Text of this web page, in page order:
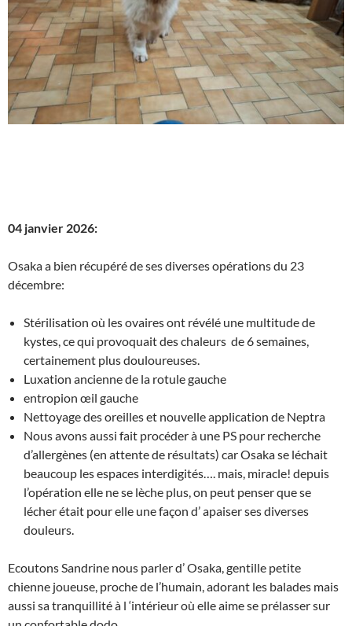
04 janvier 2026:
Osaka a bien récupéré de ses diverses opérations du 23
décembre:
Stérilisation où les ovaires ont révélé une multitude de
kystes, ce qui provoquait des chaleurs de 6 semaines,
certainement plus douloureuses.
Luxation ancienne de la rotule gauche
entropion œil gauche
Nettoyage des oreilles et nouvelle application de Neptra
Nous avons aussi fait procéder à une PS pour recherche
d’allergènes (en attente de résultats) car Osaka se léchait
beaucoup les espaces interdigités…. mais, miracle! depuis
l’opération elle ne se lèche plus, on peut penser que se
lécher était pour elle une façon d’ apaiser ses diverses
douleurs.
Ecoutons Sandrine nous parler d’ Osaka, gentille petite
chienne joueuse, proche de l’humain, adorant les balades mais
aussi sa tranquillité à l ‘intérieur où elle aime se prélasser sur